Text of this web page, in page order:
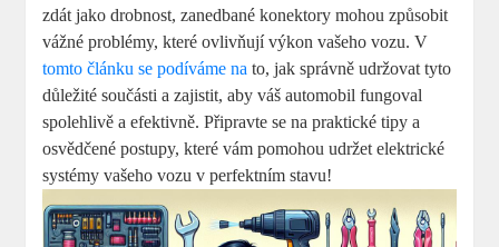
zdát jako drobnost, zanedbané konektory mohou způsobit
vážné problémy, které ovlivňují výkon vašeho vozu. V
tomto článku se podíváme na to, jak správně udržovat tyto
důležité součásti a zajistit, aby váš automobil fungoval
spolehlivě a efektivně. Připravte se na praktické tipy a
osvědčené postupy, které vám pomohou udržet elektrické
systémy vašeho vozu v perfektním stavu!